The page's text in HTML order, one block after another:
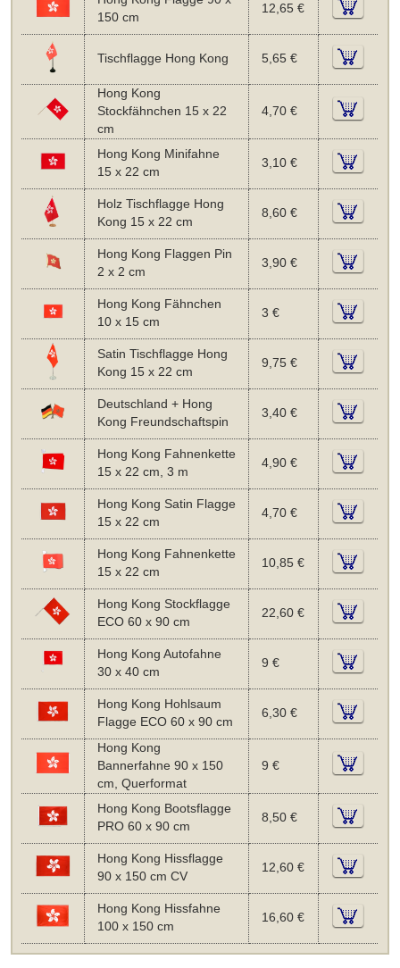
150 cm
12,65 €
Tischflagge Hong Kong 5,65 €
Hong Kong
Stockfähnchen 15 x 22
cm
4,70 €
Hong Kong Minifahne
15 x 22 cm
3,10 €
Holz Tischflagge Hong
Kong 15 x 22 cm
8,60 €
Hong Kong Flaggen Pin
2 x 2 cm
3,90 €
Hong Kong Fähnchen
10 x 15 cm
3 €
Satin Tischflagge Hong
Kong 15 x 22 cm
9,75 €
Deutschland + Hong
Kong Freundschaftspin
3,40 €
Hong Kong Fahnenkette
15 x 22 cm, 3 m
4,90 €
Hong Kong Satin Flagge
15 x 22 cm
4,70 €
Hong Kong Fahnenkette
15 x 22 cm
10,85 €
Hong Kong Stockflagge
ECO 60 x 90 cm
22,60 €
Hong Kong Autofahne
30 x 40 cm
9 €
Hong Kong Hohlsaum
Flagge ECO 60 x 90 cm
6,30 €
Hong Kong
Bannerfahne 90 x 150
cm, Querformat
9 €
Hong Kong Bootsflagge
PRO 60 x 90 cm
8,50 €
Hong Kong Hissflagge
90 x 150 cm CV
12,60 €
Hong Kong Hissfahne
100 x 150 cm
16,60 €